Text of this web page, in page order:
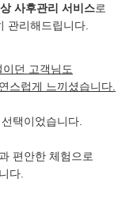
사후관리 서비스로
관리해드립니다.
이던 고객님도
스럽게 느끼셨습니다.
택이었습니다.
편안한 체험으로
다.